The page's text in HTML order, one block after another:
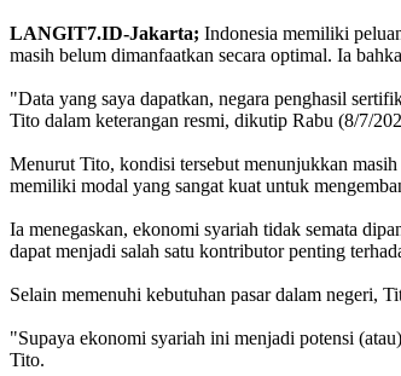
LANGIT7.ID-Jakarta; Indonesia memiliki
masih belum dimanfaatkan secara optimal. Ia
"Data yang saya dapatkan, negara penghasil
Tito dalam keterangan resmi, dikutip Rabu (8/7/
Menurut Tito, kondisi tersebut menunjukkan
memiliki modal yang sangat kuat untuk
Ia menegaskan, ekonomi syariah tidak semata
dapat menjadi salah satu kontributor penting
Selain memenuhi kebutuhan pasar dalam negeri,
"Supaya ekonomi syariah ini menjadi potensi
Tito.